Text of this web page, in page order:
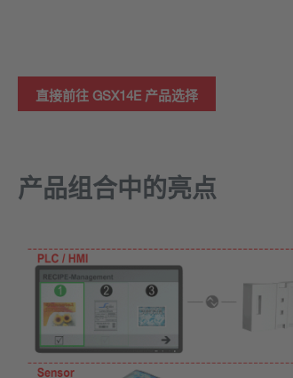
直接前往 GSX14E 产品选择
产品组合中的亮点